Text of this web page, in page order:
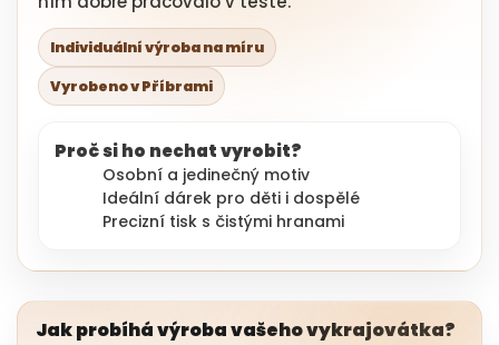
Individuální výroba na míru
Vyrobeno v Příbrami
Proč si ho nechat vyrobit?
Osobní a jedinečný motiv
Ideální dárek pro děti i dospělé
Precizní tisk s čistými hranami
Jak probíhá výroba vašeho vykrajovátka?